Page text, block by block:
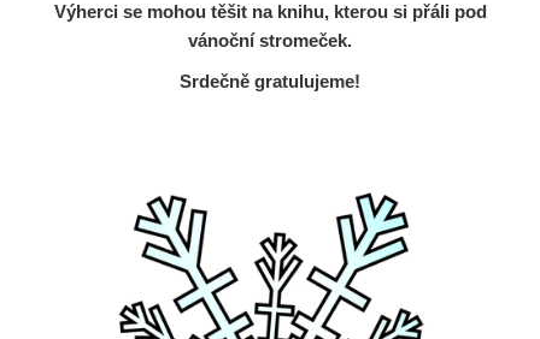
Výherci se mohou těšit na knihu, kterou si přáli pod
vánoční stromeček.
Srdečně gratulujeme!